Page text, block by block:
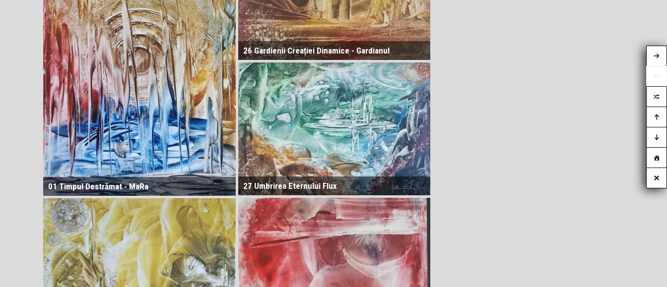
01 Timpul Destrămat - MaRa
4D = Spațiu-timp → Continuul spațiu-timp (Număr
hipercomplex, Cuaternion)
26 Gardienii Creației Dinamice - Gardianul
Trecutului Dinamic
29D = Dimensiunea negocierii între realități. Conflictul
dintre posibile manifestări este soluționat printr-un
protocol ontologic. Se negociază ce devine real și ce
rămâne potențial.
27 Umbrirea Eternului Flux
30D = Dimensiunea meta-creativității. Capacitatea
sistemului de a crea reguli noi pentru creație însăși.
„Creativitatea care creează creativitate”.